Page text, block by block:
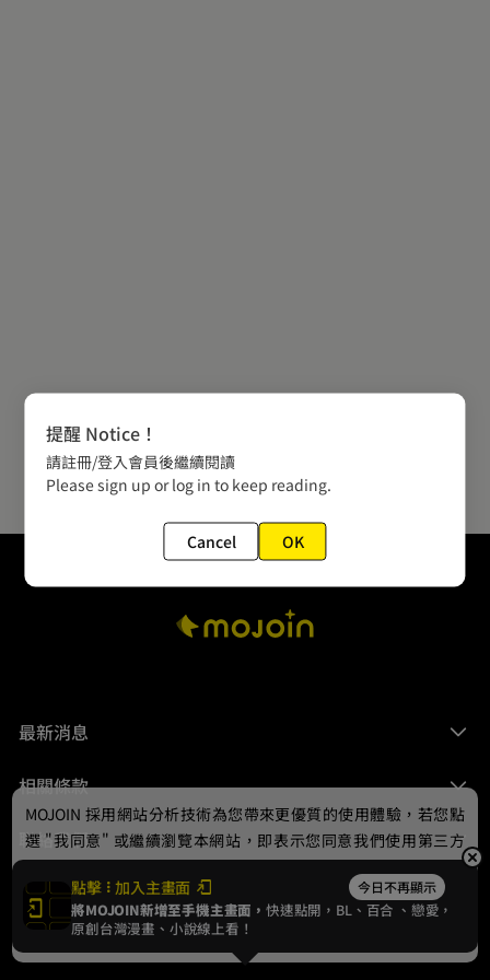
最新消息
相關條款
聯絡我們
© 2024 gamania Digital Entertainment Co., Ltd.
點擊 加入主畫面 今日不再顯示
將MOJOIN新增至手機主畫面，快速點開，BL、 百合 、戀愛，
原創台灣漫畫、小說線上看！
MOJOIN 採用網站分析技術為您帶來更優質的使用體驗，若您點
選 "我同意" 或繼續瀏覽本網站，即表示您同意我們使用第三方
Cookie，欲瞭解更多資訊請見隱私權政策。
我同意
提醒 Notice！
請註冊/登入會員後繼續閱讀
Please sign up or log in to keep reading.
Cancel OK